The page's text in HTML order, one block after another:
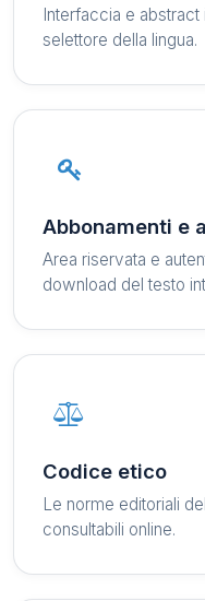
Interfaccia e abstract
selettore della lingua.
Abbonamenti e
Area riservata e
download del testo
Codice etico
Le norme editoriali
consultabili online.